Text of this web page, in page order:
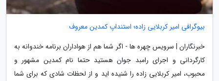
بیوگرافی امیر کربلایی زاده؛ استنداپ کمدین معروف
خبرنگاران | سرویس چهره ها - اگر شما هم از هواداران برنامه خندوانه به
کارگردانی و اجرای رامبد جوان هستید حتما نام کمدین مشهور و
محبوب، امیر کربلایی زاده را شنیده اید و از لحظات شادی که برای شما